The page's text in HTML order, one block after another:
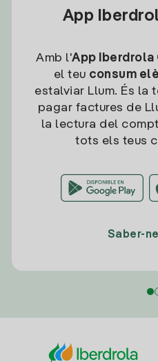
App
Amb l'App Iberdrola
el teu consum
estalviar Llum. És la
pagar factures de
la lectura del
tots els teus
Saber-